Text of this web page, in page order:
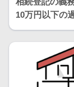
10万円以下の